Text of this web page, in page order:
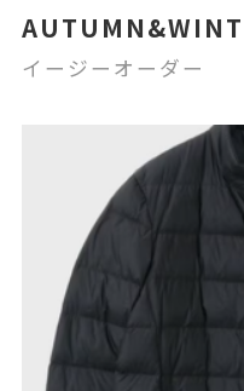
イージーオーダー